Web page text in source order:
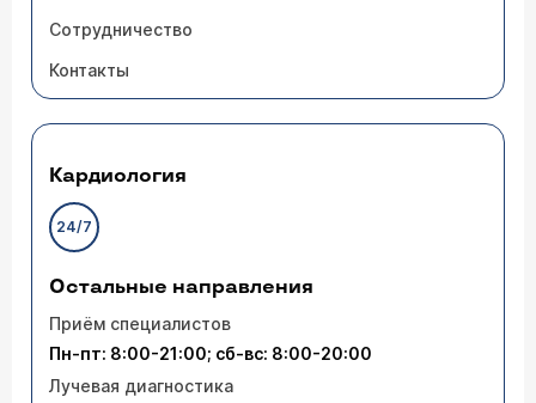
Сотрудничество
Контакты
Кардиология
24/7
Остальные направления
Приём специалистов
Пн-пт: 8:00-21:00; сб-вс: 8:00-20:00
Лучевая диагностика